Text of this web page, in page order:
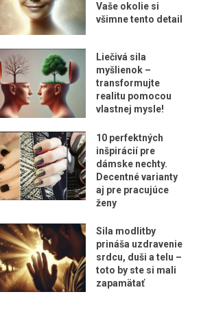
Vaše okolie si
všimne tento detail
Liečivá sila
myšlienok –
transformujte
realitu pomocou
vlastnej mysle!
10 perfektných
inšpirácií pre
dámske nechty.
Decentné varianty
aj pre pracujúce
ženy
Sila modlitby
prináša uzdravenie
srdcu, duši a telu –
toto by ste si mali
zapamätať